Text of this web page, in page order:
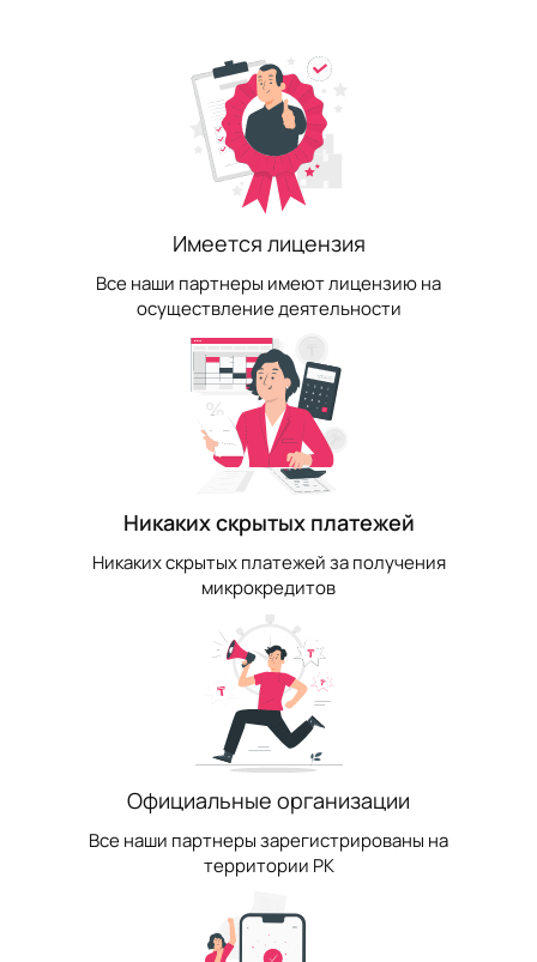
Имеется лицензия
Все наши партнеры имеют лицензию на
осуществление деятельности
Никаких скрытых платежей
Никаких скрытых платежей за получения
микрокредитов
Официальные организации
Все наши партнеры зарегистрированы на
территории РК